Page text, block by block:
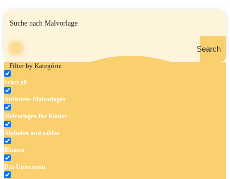
Search
Filter by Kategórie
Select all
Antistress-Malvorlagen
Malvorlagen für Kinder
Alphabet und zahlen
Blumen
Das Universum